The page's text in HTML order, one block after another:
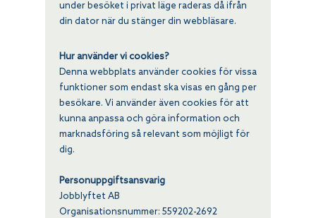
under besöket i privat läge raderas då ifrån
din dator när du stänger din webbläsare.
Hur använder vi cookies?
Denna webbplats använder cookies för vissa
funktioner som endast ska visas en gång per
besökare. Vi använder även cookies för att
kunna anpassa och göra information och
marknadsföring så relevant som möjligt för
dig.
Personuppgiftsansvarig
Jobblyftet AB
Organisationsnummer: 559202-2692